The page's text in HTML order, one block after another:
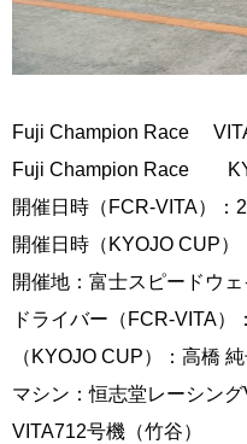
Fuji Champion Race
Fuji Champion Race
開催日時（FCR-VITA）：
開催日時（KYOJO CUP）
開催地：富士スピードウェ
ドライバー（FCR-VITA
（KYOJO CUP）：高橋
マシン：恒志堂レーシング
VITA712号機（竹谷）